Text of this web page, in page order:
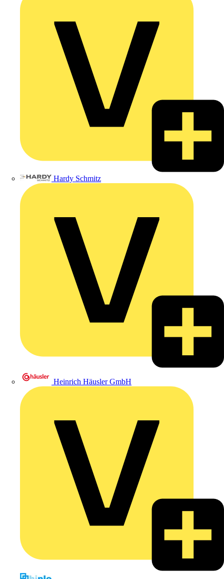
Hardy Schmitz
Heinrich Häusler GmbH